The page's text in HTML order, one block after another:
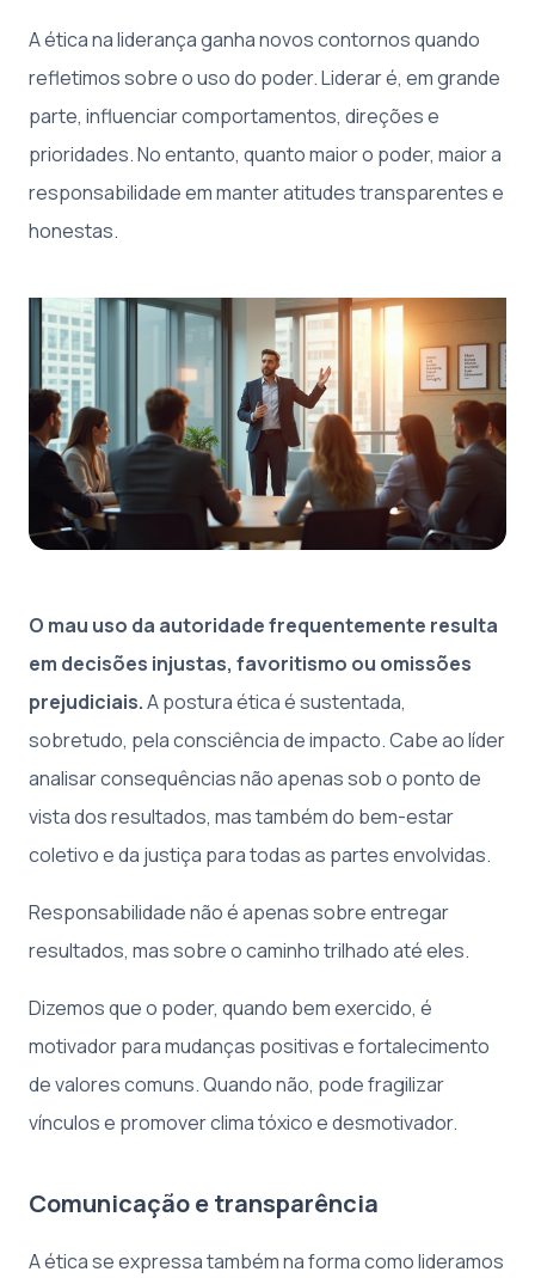
A ética na liderança ganha novos contornos quando
refletimos sobre o uso do poder. Liderar é, em grande
parte, influenciar comportamentos, direções e
prioridades. No entanto, quanto maior o poder, maior a
responsabilidade em manter atitudes transparentes e
honestas.
O mau uso da autoridade frequentemente resulta
em decisões injustas, favoritismo ou omissões
prejudiciais.A postura ética é sustentada,
sobretudo, pela consciência de impacto. Cabe ao líder
analisar consequências não apenas sob o ponto de
vista dos resultados, mas também do bem-estar
coletivo e da justiça para todas as partes envolvidas.
Responsabilidade não é apenas sobre entregar
resultados, mas sobre o caminho trilhado até eles.
Dizemos que o poder, quando bem exercido, é
motivador para mudanças positivas e fortalecimento
de valores comuns. Quando não, pode fragilizar
vínculos e promover clima tóxico e desmotivador.
Comunicação e transparência
A ética se expressa também na forma como lideramos